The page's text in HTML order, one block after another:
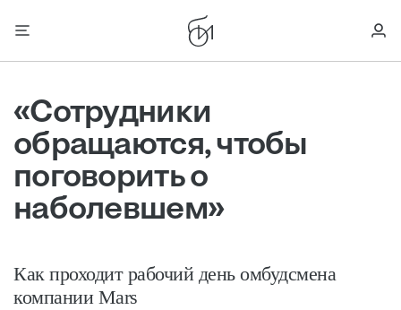
«Сотрудники
обращаются, чтобы
поговорить о
наболевшем»
Как проходит рабочий день омбудсмена
компании Mars